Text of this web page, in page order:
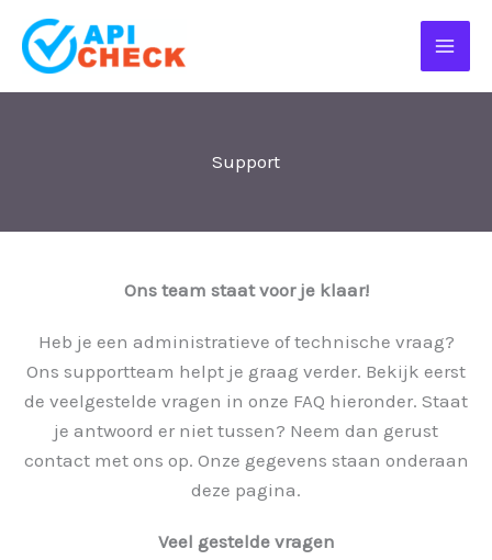
naar
Support
Ons team staat voor je klaar!
Heb je een administratieve of technische vraag?
Ons supportteam helpt je graag verder. Bekijk eerst
de veelgestelde vragen in onze FAQ hieronder. Staat
je antwoord er niet tussen? Neem dan gerust
contact met ons op. Onze gegevens staan onderaan
deze pagina.
Veel gestelde vragen